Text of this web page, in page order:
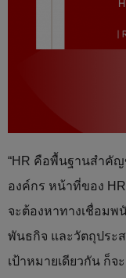
“HR คือพื้นฐานสำคั
องค์กร หน้าที่ของ
จะต้องหาทางเชื่อมพ
พันธกิจ และวัตถุประ
เป้าหมายเดียวกัน ก็จ